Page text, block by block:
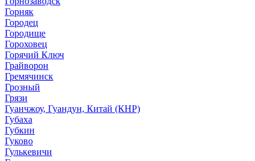
Горняк
Городец
Городище
Гороховец
Горячий Ключ
Грайворон
Гремячинск
Грозный
Грязи
Гуанчжоу, Гуандун, Китай (КНР)
Губаха
Губкин
Гуково
Гулькевичи